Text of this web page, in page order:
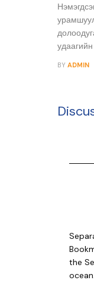
BY ADMIN
the